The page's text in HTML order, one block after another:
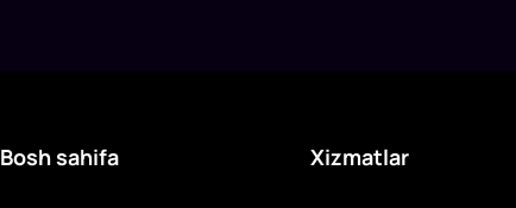
Bosh sahifa Xizmatlar